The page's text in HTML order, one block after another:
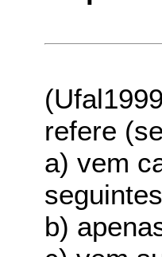
refere
a) vem
b)